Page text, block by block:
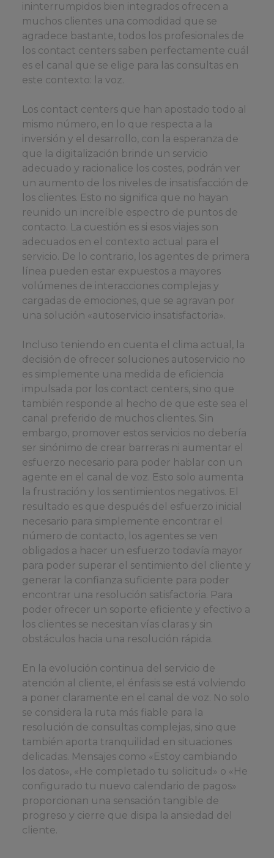
ininterrumpidos bien integrados ofrecen a
muchos clientes una comodidad que se
agradece bastante, todos los profesionales de
los contact centers saben perfectamente cuál
es el canal que se elige para las consultas en
este contexto: la voz.
Los contact centers que han apostado todo al
mismo número, en lo que respecta a la
inversión y el desarrollo, con la esperanza de
que la digitalización brinde un servicio
adecuado y racionalice los costes, podrán ver
un aumento de los niveles de insatisfacción de
los clientes. Esto no significa que no hayan
reunido un increíble espectro de puntos de
contacto. La cuestión es si esos viajes son
adecuados en el contexto actual para el
servicio. De lo contrario, los agentes de primera
línea pueden estar expuestos a mayores
volúmenes de interacciones complejas y
cargadas de emociones, que se agravan por
una solución «autoservicio insatisfactoria».
Incluso teniendo en cuenta el clima actual, la
decisión de ofrecer soluciones autoservicio no
es simplemente una medida de eficiencia
impulsada por los contact centers, sino que
también responde al hecho de que este sea el
canal preferido de muchos clientes. Sin
embargo, promover estos servicios no debería
ser sinónimo de crear barreras ni aumentar el
esfuerzo necesario para poder hablar con un
agente en el canal de voz. Esto solo aumenta
la frustración y los sentimientos negativos. El
resultado es que después del esfuerzo inicial
necesario para simplemente encontrar el
número de contacto, los agentes se ven
obligados a hacer un esfuerzo todavía mayor
para poder superar el sentimiento del cliente y
generar la confianza suficiente para poder
encontrar una resolución satisfactoria. Para
poder ofrecer un soporte eficiente y efectivo a
los clientes se necesitan vías claras y sin
obstáculos hacia una resolución rápida.
En la evolución continua del servicio de
atención al cliente, el énfasis se está volviendo
a poner claramente en el canal de voz. No solo
se considera la ruta más fiable para la
resolución de consultas complejas, sino que
también aporta tranquilidad en situaciones
delicadas. Mensajes como «Estoy cambiando
los datos», «He completado tu solicitud» o «He
configurado tu nuevo calendario de pagos»
proporcionan una sensación tangible de
progreso y cierre que disipa la ansiedad del
cliente.